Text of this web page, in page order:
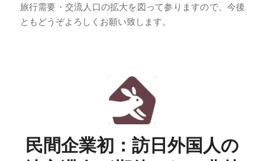
旅行需要・交流人口の拡大を図って参りますので、今後
ともどうぞよろしくお願い致します。
民間企業初：訪日外国人の